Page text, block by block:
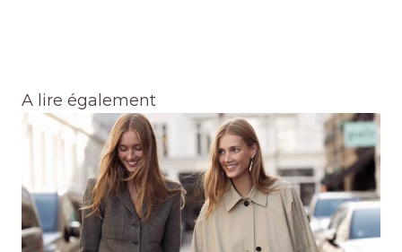
A lire également